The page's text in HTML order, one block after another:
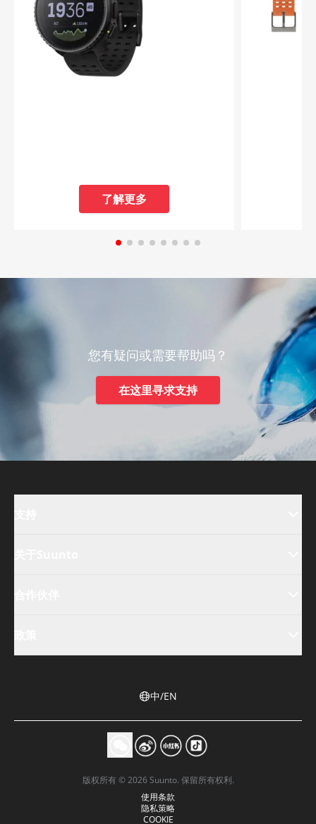
了解更多
您有疑问或需要帮助吗？
在这里寻求支持
中/EN
版权所有 © 2026 Suunto. 保留所有权利.
使用条款
隐私策略
COOKIE